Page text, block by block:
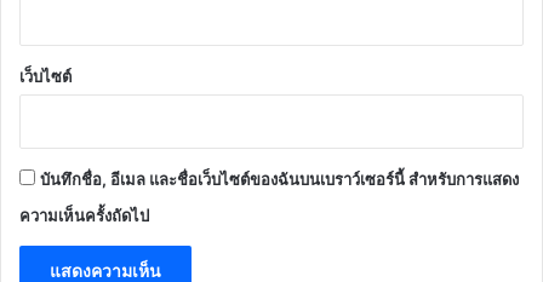
เว็บไซต์
บันทึกชื่อ, อีเมล และชื่อเว็บไซต์ของฉันบนเบราว์เซอร์นี้ สำหรับการแสดง
ความเห็นครั้งถัดไป